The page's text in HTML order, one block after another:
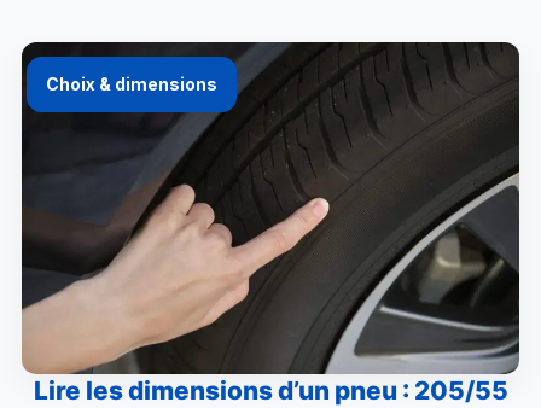
Choix & dimensions
Lire les dimensions d’un pneu : 205/55